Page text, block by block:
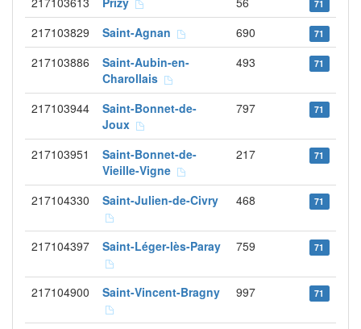
71
217103829 Saint-Agnan 690 71
217103886
Saint-Aubin-en-
Charollais
493 71
217103944
Saint-Bonnet-de-
Joux
797 71
217103951
Saint-Bonnet-de-
Vieille-Vigne
217 71
217104330 Saint-Julien-de-Civry 468 71
217104397 Saint-Léger-lès-Paray 759 71
217104900 Saint-Vincent-Bragny 997 71